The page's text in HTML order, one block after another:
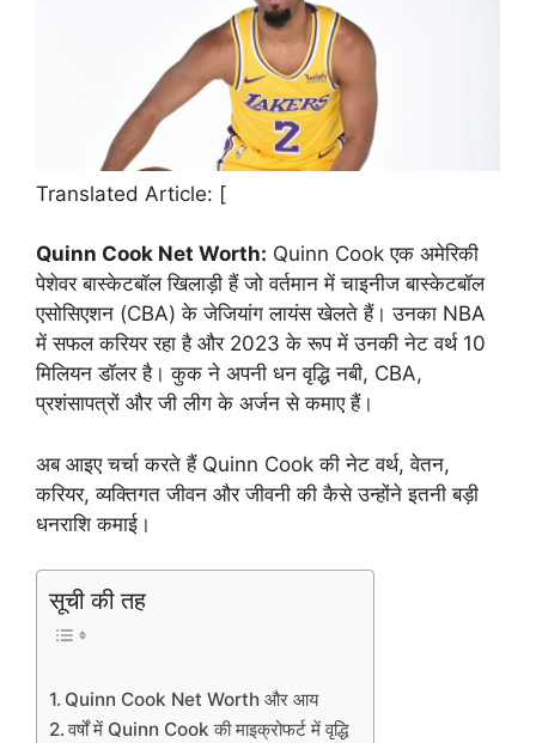
Translated Article: [
Quinn Cook Net Worth: Quinn Cook एक अमेरिकी
पेशेवर बास्केटबॉल खिलाड़ी हैं जो वर्तमान में चाइनीज बास्केटबॉल
एसोसिएशन (CBA) के जेजियांग लायंस खेलते हैं। उनका NBA
में सफल करियर रहा है और 2023 के रूप में उनकी नेट वर्थ 10
मिलियन डॉलर है। कुक ने अपनी धन वृद्धि नबी, CBA,
प्रशंसापत्रों और जी लीग के अर्जन से कमाए हैं।
अब आइए चर्चा करते हैं Quinn Cook की नेट वर्थ, वेतन,
करियर, व्यक्तिगत जीवन और जीवनी की कैसे उन्होंने इतनी बड़ी
धनराशि कमाई।
सूची की तह
Quinn Cook Net Worth और आय
वर्षों में Quinn Cook की माइक्रोफर्ट में वृद्धि